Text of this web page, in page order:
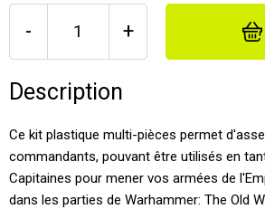
- +
Description
Ce kit plastique multi-pièces permet
commandants, pouvant être utilisés en
Capitaines pour mener vos armées de
dans les parties de Warhammer: The Old